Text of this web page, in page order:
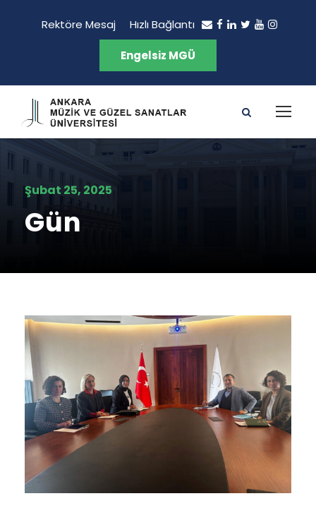
Rektöre Mesaj Hızlı Bağlantı
Engelsiz MGÜ
Şubat 25, 2025
Gün